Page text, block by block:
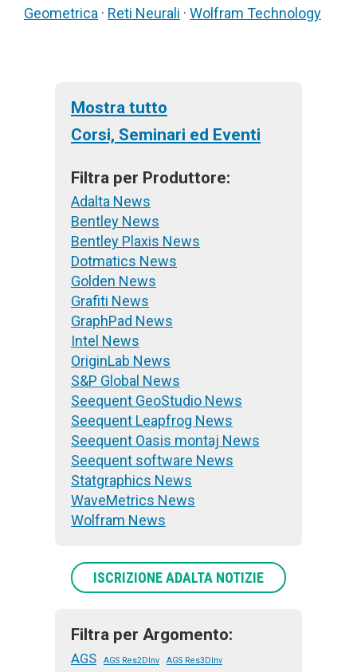
Geometrica · Reti Neurali · Wolfram Technology
Mostra tutto
Corsi, Seminari ed Eventi
Filtra per Produttore:
Adalta News
Bentley News
Bentley Plaxis News
Dotmatics News
Golden News
Grafiti News
GraphPad News
Intel News
OriginLab News
S&P Global News
Seequent GeoStudio News
Seequent Leapfrog News
Seequent Oasis montaj News
Seequent software News
Statgraphics News
WaveMetrics News
Wolfram News
ISCRIZIONE ADALTA NOTIZIE
Filtra per Argomento:
AGS AGS Res2DInv AGS Res3DInv